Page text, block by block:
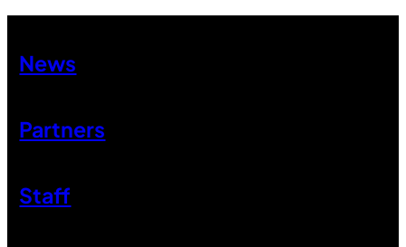
News
Partners
Staff